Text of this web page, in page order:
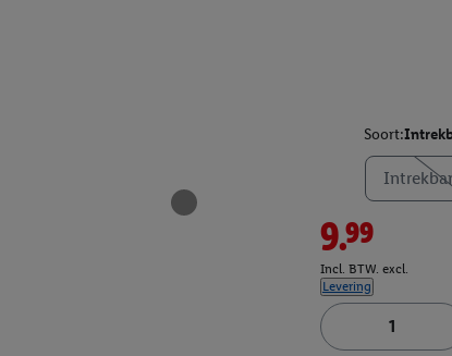
Soort:
9.99
Incl. BTW. excl.
Levering